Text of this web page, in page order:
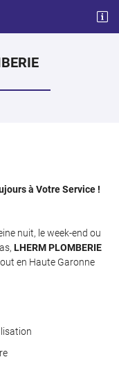

commerciales à
à Votre Service !
nuit, le week-end ou
LHERM PLOMBERIE
en Haute Garonne